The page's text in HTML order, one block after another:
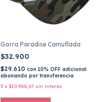
Gorra Paradise Camuflada
$32.900
$29.610 con 10% OFF adicional
abonando por transferencia
3 x $10.966,67 sin interés